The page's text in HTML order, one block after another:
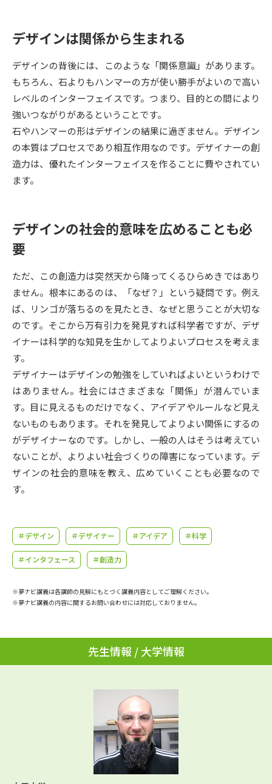
（高3生用）
（高2生用）
SELFBRAND特集ページ
オープンキャンパスなどを調べる
オープンキャンパス検索 実施プログラムから探す
志望校・出願校を調べる
併願校選び 受験スケジュールを立てよう
先輩が入学を決めた理由
新生活お役立ちガイド
学問発見 学問検索
大学で学びたい学問発見
学問の教科書
受付内容・発送状況の確認
テレメール進学カタログ
訂正のご案内
デザインは関係から生まれる
デザインの背後には、このような「関係意識」があります。
もちろん、石よりもハンマーの方が使い勝手がよいので高い
レベルのインターフェイスです。つまり、目的との間により
強いつながりがあるということです。
石やハンマーの形はデザインの結果に過ぎません。デザイン
の本質はプロセスであり相互作用なのです。デザイナーの創
造力は、優れたインターフェイスを作ることに費やされてい
ます。
デザインの社会的意味を広めることも必
要
ただ、この創造力は突然天から降ってくるひらめきではあり
ません。根本にあるのは、「なぜ？」という疑問です。例え
ば、リンゴが落ちるのを見たとき、なぜと思うことが大切な
のです。そこから万有引力を発見すれば科学者ですが、デザ
イナーは科学的な知見を生かしてよりよいプロセスを考えま
す。
デザイナーはデザインの勉強をしていればよいというわけで
はありません。社会にはさまざまな「関係」が潜んでいま
す。目に見えるものだけでなく、アイデアやルールなど見え
ないものもあります。それを発見してよりよい関係にするの
がデザイナーなのです。しかし、一般の人はそうは考えてい
ないことが、よりよい社会づくりの障害になっています。デ
ザインの社会的意味を教え、広めていくことも必要なので
す。
＃デザイン ＃デザイナー ＃アイデア ＃科学
＃インタフェース ＃創造力
※夢ナビ講義は各講師の見解にもとづく講義内容としてご理解ください。
※夢ナビ講義の内容に関するお問い合わせには対応しておりません。
先生情報 / 大学情報